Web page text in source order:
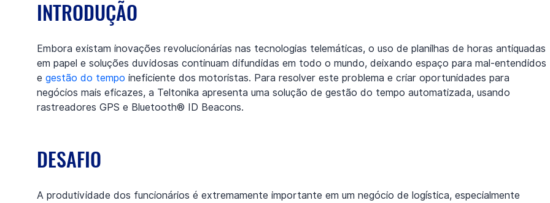
INTRODUÇÃO
Embora existam inovações revolucionárias nas tecnologias telemáticas, o uso de planilhas de horas antiquadas
em papel e soluções duvidosas continuam difundidas em todo o mundo, deixando espaço para mal-entendidos
e gestão do tempo ineficiente dos motoristas. Para resolver este problema e criar oportunidades para
negócios mais eficazes, a Teltonika apresenta uma solução de gestão do tempo automatizada, usando
rastreadores GPS e Bluetooth® ID Beacons.
DESAFIO
A produtividade dos funcionários é extremamente importante em um negócio de logística, especialmente